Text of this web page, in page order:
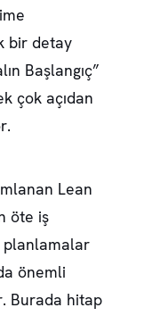
bir detay
Başlangıç”
çok açıdan
Lean
öte iş
planlamalar
önemli
Burada hitap